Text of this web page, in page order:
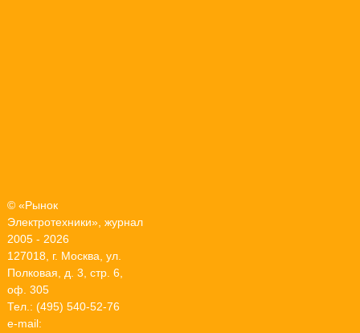
© «Рынок
Электротехники», журнал
2005 - 2026
127018, г. Москва, ул.
Полковая, д. 3, стр. 6,
оф. 305
Тел.: (495) 540-52-76
e-mail: